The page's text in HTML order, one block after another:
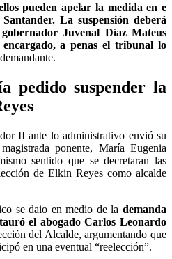
pueden apelar la medida en e
La suspensión deberá
Juvenal Díaz Mateus
a penas el tribunal lo
pedido suspender la
II ante lo administrativo envió su
ponente, María Eugenia
sentido que se decretaran las
de Elkin Reyes como alcalde
se daio en medio de la demanda
el abogado Carlos Leonardo
del Alcalde, argumentando que
en una eventual “reelección”.